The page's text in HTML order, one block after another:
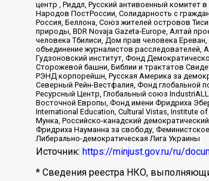
центр , Риддл, Русский антивоенный
Народов ПостРоссии, Солидарность с
Россия, Беллона, Союз жителей островов
природы, BDR Novaja Gazeta-Europe, Алтай
человека Тбилиси, Дом прав человека
объединение журналистов
Гудзоновский институт, Фонд
Сторожевой башни, Библии и трактатов
РЭНД корпорейшн, Русская Америка за
Северный Рейн-Вестфалия, Фонд глобальной
Ресурсный Центр, Глобальный союз
Восточной Европы, Фонд имени Фридриха
International Education, Cultural Vistas, Institute
Мунка, Российско-канадский
Фридриха Науманна за свободу,
Либерально-демократическая Лига Украины
Источник: https://minjust.gov.ru/ru/
* Сведения реестра НКО,